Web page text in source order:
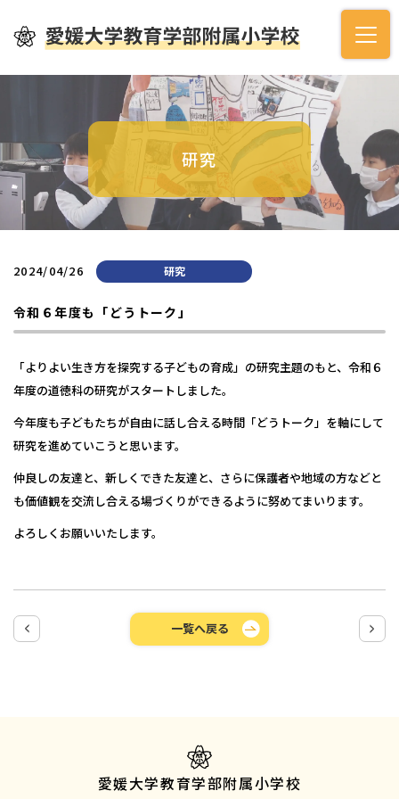
研究
2024/04/26 研究
令和６年度も「どうトーク」
「よりよい生き方を探究する子どもの育成」の研究主題のもと、令和６
年度の道徳科の研究がスタートしました。
今年度も子どもたちが自由に話し合える時間「どうトーク」を軸にして
研究を進めていこうと思います。
仲良しの友達と、新しくできた友達と、さらに保護者や地域の方などと
も価値観を交流し合える場づくりができるように努めてまいります。
よろしくお願いいたします。
一覧へ戻る
愛媛大学教育学部附属小学校